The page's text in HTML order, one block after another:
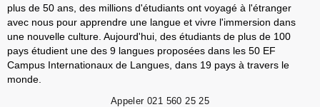
plus de 50 ans, des millions d'étudiants ont voyagé à l'étranger
avec nous pour apprendre une langue et vivre l'immersion dans
une nouvelle culture. Aujourd'hui, des étudiants de plus de 100
pays étudient une des 9 langues proposées dans les 50 EF
Campus Internationaux de Langues, dans 19 pays à travers le
monde.
Appeler 021 560 25 25